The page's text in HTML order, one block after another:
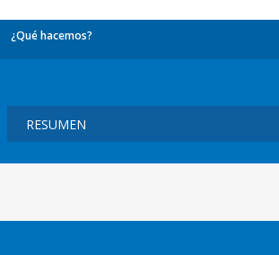
¿Qué hacemos?